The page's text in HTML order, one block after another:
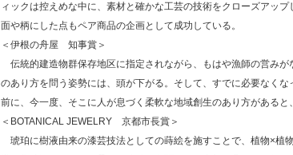
ィックは控えめな中に、素材と確かな工芸の技術をクローズアッ
面や柄にした点もペア商品の企画として成功している。
＜伊根の舟屋 知事賞＞
伝統的建造物群保存地区に指定されながら、もはや漁師の営み
のあり方を問う姿勢には、頭が下がる。そして、すでに必要なく
前に、今一度、そこに人が息づく柔軟な地域創生のあり方があると
＜BOTANICAL JEWELRY 京都市長賞＞
琥珀に樹液由来の漆芸技法としての蒔絵を施すことで、植物×植